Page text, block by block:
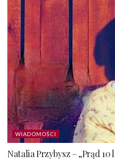
WIADOMOŚCI
Natalia Przybysz – „Prąd 10